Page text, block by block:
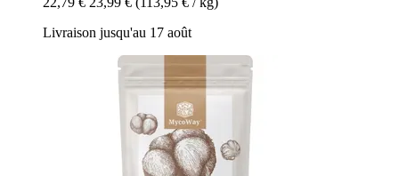
Livraison jusqu'au 17 août